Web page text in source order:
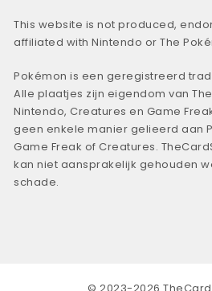
This website is not produced,
affiliated with Nintendo or The
Pokémon is een geregistreerd
Alle plaatjes zijn eigendom van
Nintendo, Creatures en Game
geen enkele manier gelieerd aan
Game Freak of Creatures.
kan niet aansprakelijk gehouden
schade.
© 2023-2026